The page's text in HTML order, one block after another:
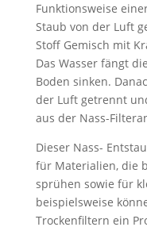
Funktionsweise
Staub von der Luft
Stoff Gemisch mit
Das Wasser fängt
Boden sinken.
der Luft getrennt
aus der Nass-
Dieser Nass-
für Materialien, die
sprühen sowie für
beispielsweise
Trockenfiltern ein